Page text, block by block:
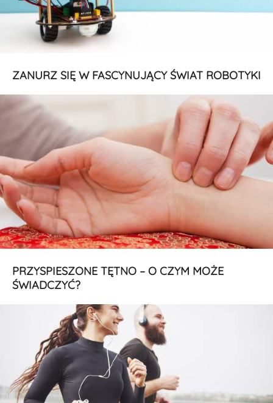
ZANURZ SIĘ W FASCYNUJĄCY ŚWIAT ROBOTYKI
PRZYSPIESZONE TĘTNO – O CZYM MOŻE
ŚWIADCZYĆ?